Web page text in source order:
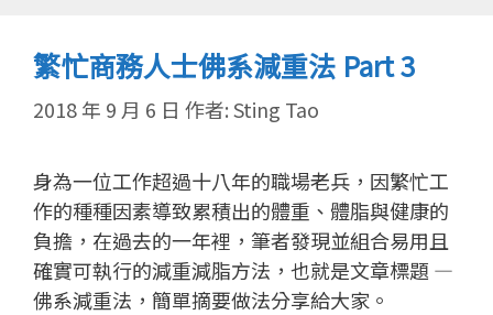
繁忙商務人士佛系減重法 Part 3
2018 年 9 月 6 日 作者:Sting Tao
身為一位工作超過十八年的職場老兵，因繁忙工
作的種種因素導致累積出的體重、體脂與健康的
負擔，在過去的一年裡，筆者發現並組合易用且
確實可執行的減重減脂方法，也就是文章標題 —
佛系減重法，簡單摘要做法分享給大家。